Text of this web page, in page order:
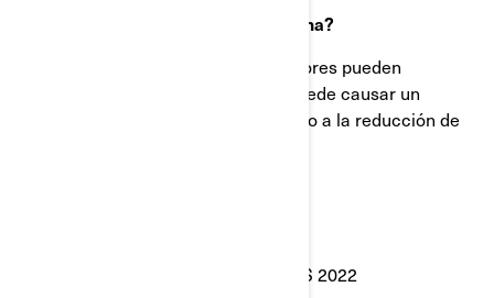
¿En qué consiste el posible problema?
Los cristales de los espejos retrovisores pueden
desencajarse en la carcasa. Esto puede causar un
aumento del riesgo de choque debido a la reducción de
Vehículos Can-Am® Spyder F3 y F3-S 2022